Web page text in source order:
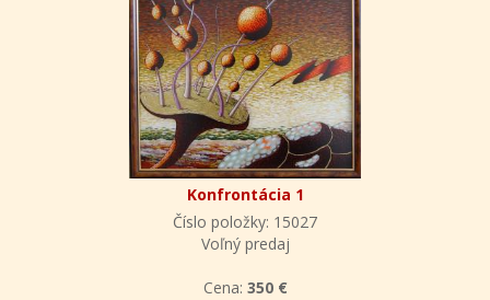
Konfrontácia 1
Číslo položky: 15027
Voľný predaj
Cena: 350 €